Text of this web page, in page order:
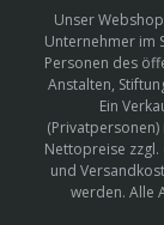
Unser
Unternehmer im
Personen des
Anstalten,
Ein
(Privatpersonen)
Nettopreise
und
werden. Alle